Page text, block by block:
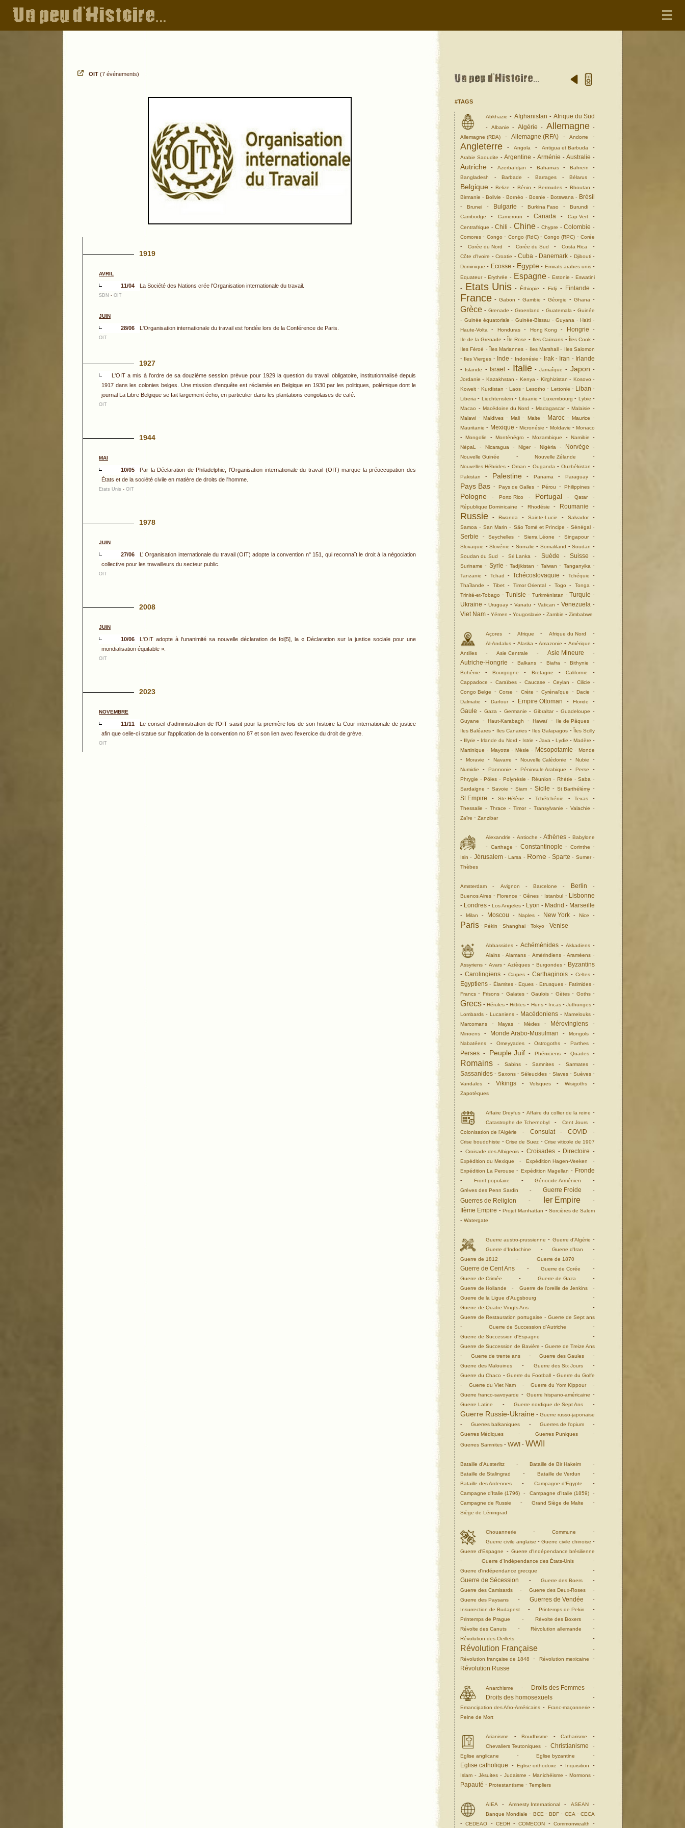
#TAGS
Abkhazie - Afghanistan - Afrique du Sud
- Albanie - Algérie - Allemagne-
Allemagne (RDA) -Allemagne (RFA) -Andorre -
Angleterre - Angola - Antigua et Barbuda -
Arabie Saoudite -Argentine - Arménie -Australie -
Autriche - Azerbaïdjan - Bahamas- Bahreïn -
Bangladesh -Barbade - Barrages-Bélarus -
Belgique -Belize - Bénin -Bermudes - Bhoutan -
Birmanie -Bolivie -Bornéo - Bosnie - Botswana - Brésil
- Brunei- Bulgarie -Burkina Faso -Burundi -
Cambodge - Cameroun -Canada - Cap Vert-
Centrafrique -Chili - Chine-Chypre -Colombie -
Comores - Congo - Congo (RdC)-Congo (RPC) - Corée
- Corée du Nord - Corée du Sud -Costa Rica -
Côte d'Ivoire -Croatie -Cuba - Danemark - Djibouti-
Dominique - Ecosse - Egypte - Emirats arabes unis-
Equateur-Erythrée - Espagne- Estonie - Eswatini
- Etats Unis -Éthiopie - Fidji- Finlande -
France - Gabon - Gambie - Géorgie - Ghana -
Grèce - Grenade - Groenland - Guatemala - Guinée
- Guinée équatoriale - Guinée-Bissau -Guyana -Haïti -
Haute-Volta - Honduras- Hong Kong - Hongrie -
Ile de la Grenade -Île Rose - Iles Caïmans-Îles Cook -
Iles Féroé -Îles Mariannes - Iles Marshall- Iles Salomon
- Iles Vierges - Inde - Indonésie - Irak- Iran - Irlande
- Islande - Israel - Italie-Jamaîque - Japon -
Jordanie - Kazakhstan - Kenya - Kirghizistan - Kosovo -
Koweit -Kurdistan - Laos-Lesotho - Lettonie - Liban -
Liberia - Liechtenstein - Lituanie - Luxembourg - Lybie -
Macao -Macédoine du Nord -Madagascar-Malaisie -
Malawi -Maldives -Mali - Malte - Maroc- Maurice -
Mauritanie - Mexique - Micronésie - Moldavie - Monaco
-Mongolie - Monténégro -Mozambique - Namibie -
NépaL - Nicaragua - Niger- Nigéria - Norvège -
Nouvelle Guinée -Nouvelle Zélande -
Nouvelles Hébrides -Oman - Ouganda - Ouzbékistan -
Pakistan - Palestine - Panama - Paraguay-
Pays Bas - Pays de Galles-Pérou -Philippines -
Pologne - Porto Rico - Portugal -Qatar-
République Dominicaine - Rhodésie - Roumanie -
Russie - Rwanda - Sainte-Lucie - Salvador-
Samoa -San Marin - São Tomé et Príncipe - Sénégal-
Serbie -Seychelles - Sierra Léone -Singapour-
Slovaquie -Slovénie - Somalie -Somaliland -Soudan -
Soudan du Sud -Sri Lanka - Suède - Suisse -
Suriname - Syrie -Tadjikistan -Taiwan - Tanganyika -
Tanzanie - Tchad -Tchécoslovaquie - Tchéquie -
Thaîlande - Tibet- Timor Oriental- Togo - Tonga -
Trinité-et-Tobago -Tunisie - Turkménistan -Turquie -
Ukraine -Uruguay -Vanatu - Vatican - Venezuela -
Viet Nam - Yémen - Yougoslavie - Zambie - Zimbabwe
Açores - Afrique -Afrique du Nord -
Al-Andalus - Alaska -Amazonie -Amérique -
Antilles - Asie Centrale - Asie Mineure -
Autriche-Hongrie -Balkans - Biafra -Bithynie -
Bohême -Bourgogne - Bretagne - Californie -
Cappadoce - Caraïbes- Caucase - Ceylan - Cilicie -
Congo Belge -Corse - Crète -Cyrénaïque -Dacie -
Dalmatie - Darfour- Empire Ottoman -Floride -
Gaule - Gaza - Germanie -Gibraltar-Guadeloupe -
Guyane -Haut-Karabagh -Hawaï - Ile de Pâques -
Iles Baléares - Iles Canaries- Iles Galapagos -Îles Scilly
- Illyrie - Irlande du Nord - Istrie - Java - Lydie - Madère -
Martinique - Mayotte - Mésie - Mésopotamie - Monde
- Moravie - Navarre -Nouvelle Calédonie -Nubie -
Numidie - Pannonie - Péninsule Arabique - Perse -
Phrygie -Pôles - Polynésie - Réunion -Rhétie -Saba -
Sardaigne -Savoie -Siam - Sicile - St Barthélémy-
St Empire -Ste-Hélène -Tchétchénie -Texas -
Thessalie -Thrace -Timor- Transylvanie - Valachie -
Zaïre - Zanzibar
Alexandrie - Antioche -Athènes -Babylone
- Carthage - Constantinople - Corinthe -
Isin - Jérusalem-Larsa - Rome - Sparte - Sumer-
Thèbes
Amsterdam - Avignon -Barcelone - Berlin -
Buenos Aires - Florence - Gênes - Istanbul - Lisbonne
- Londres - Los Angeles - Lyon - Madrid - Marseille
- Milan - Moscou - Naples- New York -Nice -
Paris - Pékin - Shanghai - Tokyo - Venise
Abbassides - Achéménides - Akkadiens -
Alains -Alamans - Amérindiens-Araméens -
Assyriens - Avars- Aztèques - Burgondes- Byzantins
-Carolingiens - Carpes-Carthaginois - Celtes-
Egyptiens - Élamites-Eques -Etrusques - Fatimides-
Francs - Frisons- Galates- Gaulois- Gètes- Goths-
Grecs -Hérules -Hittites - Huns- Incas- Juthunges-
Lombards - Lucaniens - Macédoniens - Mamelouks -
Marcomans -Mayas -Mèdes - Mérovingiens -
Minoens - Monde Arabo-Musulman - Mongols -
Nabatéens - Omeyyades-Ostrogoths -Parthes -
Perses - Peuple Juif- Phéniciens- Quades-
Romains - Sabins-Samnites - Sarmates-
Sassanides -Saxons -Séleucides - Slaves- Suèves-
Vandales - Vikings-Volsques - Wisigoths-
Zapotèques
Affaire Dreyfus - Affaire du collier de la reine -
Catastrophe de Tchernobyl - Cent Jours-
Colonisation de l'Algérie - Consulat-COVID -
Crise bouddhiste - Crise de Suez - Crise viticole de 1907
- Croisade des Albigeois-Croisades - Directoire -
Expédition du Mexique -Expédition Hagen-Veeken -
Expédition La Perouse - Expédition Magellan - Fronde
- Front populaire -Génocide Arménien -
Grèves des Penn Sardin - Guerre Froide -
Guerres de Religion - Ier Empire-
IIème Empire - Projet Manhattan - Sorcières de Salem
- Watergate
Guerre austro-prussienne - Guerre d'Algérie -
Guerre d'Indochine -Guerre d'Iran -
Guerre de 1812 - Guerre de 1870 -
Guerre de Cent Ans -Guerre de Corée -
Guerre de Crimée - Guerre de Gaza -
Guerre de Hollande - Guerre de l'oreille de Jenkins-
Guerre de la Ligue d'Augsbourg -
Guerre de Quatre-Vingts Ans -
Guerre de Restauration portugaise - Guerre de Sept ans
- Guerre de Succession d'Autriche -
Guerre de Succession d'Espagne -
Guerre de Succession de Bavière - Guerre de Treize Ans
- Guerre de trente ans-Guerre des Gaules -
Guerre des Malouines - Guerre des Six Jours -
Guerre du Chaco - Guerre du Football - Guerre du Golfe
- Guerre du Viet Nam-Guerre du Yom Kippour-
Guerre franco-savoyarde - Guerre hispano-américaine -
Guerre Latine -Guerre nordique de Sept Ans -
Guerre Russie-Ukraine - Guerre russo-japonaise
-Guerres balkaniques - Guerres de l'opium-
Guerres Médiques - Guerres Puniques -
Guerres Samnites - WWI - WWII
Bataille d'Austerlitz -Bataille de Bir Hakeim -
Bataille de Stalingrad - Bataille de Verdun -
Bataille des Ardennes - Campagne d'Egypte -
Campagne d'Italie (1796) - Campagne d'Italie (1859)-
Campagne de Russie - Grand Siège de Malte -
Siège de Léningrad
Chouannerie - Commune -
Guerre civile anglaise - Guerre civile chinoise -
Guerre d'Espagne - Guerre d'Indépendance brésilienne
- Guerre d'Indépendance des États-Unis-
Guerre d'indépendance grecque -
Guerre de Sécession -Guerre des Boers -
Guerre des Camisards - Guerre des Deux-Roses -
Guerre des Paysans - Guerres de Vendée -
Insurrection de Budapest - Printemps de Pekin -
Printemps de Prague -Révolte des Boxers -
Révolte des Canuts -Révolution allemande -
Révolution des Oeillets -
Révolution Française -
Révolution française de 1848 - Révolution mexicaine -
Révolution Russe
Anarchisme - Droits des Femmes -
Droits des homosexuels -
Emancipation des Afro-Américains - Franc-maçonnerie -
Peine de Mort
Arianisme -Boudhisme -Catharisme -
Chevaliers Teutoniques -Christianisme -
Eglise anglicane -Eglise byzantine -
Eglise catholique -Eglise orthodoxe - Inquisition -
Islam - Jésuites - Judaisme - Manichéisme - Mormons -
Papauté - Protestantisme - Templiers
AIEA - Amnesty International- ASEAN-
Banque Mondiale - BCE - BDF - CEA - CECA
-CEDEAO - CEDH-COMECON - Commonwealth -
OIT (7 événements)
1919
AVRIL
11/04 La Société des Nations crée l'Organisation internationale du travail.
SDN - OIT
JUIN
28/06 L'Organisation internationale du travail est fondée lors de la Conférence de Paris.
OIT
1927
L'OIT a mis à l'ordre de sa douzième session prévue pour 1929 la question du travail obligatoire, institutionnalisé depuis
1917 dans les colonies belges. Une mission d'enquête est réclamée en Belgique en 1930 par les politiques, polémique dont le
journal La Libre Belgique se fait largement écho, en particulier dans les plantations congolaises de café.
OIT
1944
MAI
10/05
Par la Déclaration de Philadelphie, l'Organisation internationale du travail (OIT) marque la préoccupation des
États et de la société civile en matière de droits de l'homme.
Etats Unis - OIT
1978
JUIN
27/06
L’ Organisation internationale du travail (OIT) adopte la convention n° 151, qui reconnaît le droit à la négociation
collective pour les travailleurs du secteur public.
OIT
2008
JUIN
10/06
L'OIT adopte à l'unanimité sa nouvelle déclaration de foi[5], la « Déclaration sur la justice sociale pour une
mondialisation équitable ».
OIT
2023
NOVEMBRE
11/11
Le conseil d'administration de l'OIT saisit pour la première fois de son histoire la Cour internationale de justice
afin que celle-ci statue sur l'application de la convention no 87 et son lien avec l'exercice du droit de grève.
OIT